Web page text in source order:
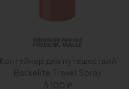
Контейнер для путешествий
Backelite Travel Spray
5 100 ₽